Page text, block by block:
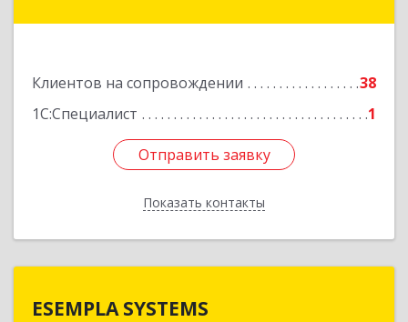
Клиентов на сопровождении
38
1С:Специалист
1
Отправить заявку
Показать контакты
Подробнее
Отправить заявку
Назад
ESEMPLA SYSTEMS